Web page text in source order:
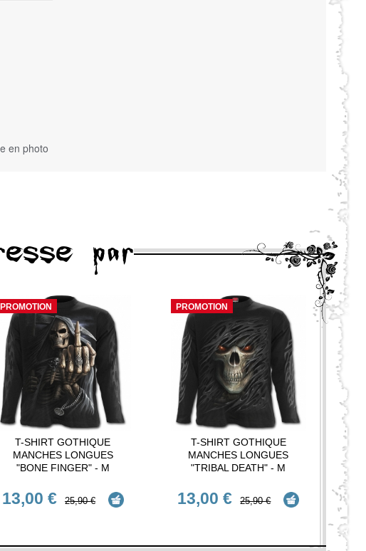
en photo
par
PROMOTION
T-SHIRT GOTHIQUE
MANCHES LONGUES
"BONE FINGER" - M
13,00 € 25,90 €
PROMOTION
T-SHIRT GOTHIQUE
MANCHES LONGUES
"TRIBAL DEATH" - M
13,00 € 25,90 €